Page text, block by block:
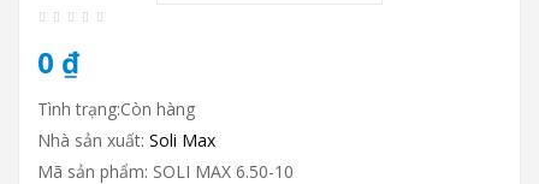
0 ₫
Tình trạng:Còn hàng
Nhà sản xuất: Soli Max
Mã sản phẩm: SOLI MAX 6.50-10